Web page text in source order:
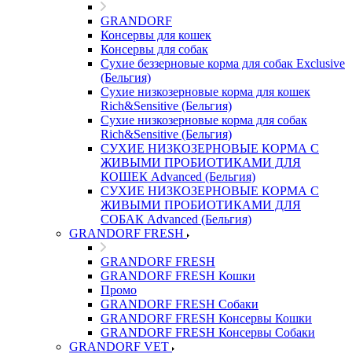
GRANDORF
Консервы для кошек
Консервы для собак
Сухие беззерновые корма для собак Exclusive
(Бельгия)
Сухие низкозерновые корма для кошек
Rich&Sensitive (Бельгия)
Сухие низкозерновые корма для собак
Rich&Sensitive (Бельгия)
СУХИЕ НИЗКОЗЕРНОВЫЕ КОРМА С
ЖИВЫМИ ПРОБИОТИКАМИ ДЛЯ
КОШЕК Advanced (Бельгия)
СУХИЕ НИЗКОЗЕРНОВЫЕ КОРМА С
ЖИВЫМИ ПРОБИОТИКАМИ ДЛЯ
СОБАК Advanced (Бельгия)
GRANDORF FRESH
GRANDORF FRESH
GRANDORF FRESH Кошки
Промо
GRANDORF FRESH Собаки
GRANDORF FRESH Консервы Кошки
GRANDORF FRESH Консервы Собаки
GRANDORF VET